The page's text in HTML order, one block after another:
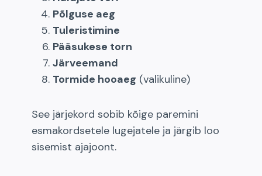
Põlguse aeg
Tuleristimine
Pääsukese torn
Järveemand
Tormide hooaeg (valikuline)
See järjekord sobib kõige paremini
esmakordsetele lugejatele ja järgib loo
sisemist ajajoont.